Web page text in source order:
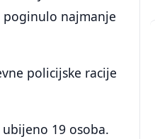
poginulo najmanje
policijske racije
19 osoba.